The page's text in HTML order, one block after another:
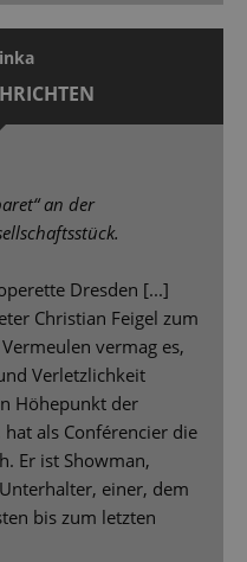
an der
Dresden [...]
Christian Feigel zum
vermag es,
Verletzlichkeit
Höhepunkt der
als Conférencier die
Er ist Showman,
einer, dem
bis zum letzten